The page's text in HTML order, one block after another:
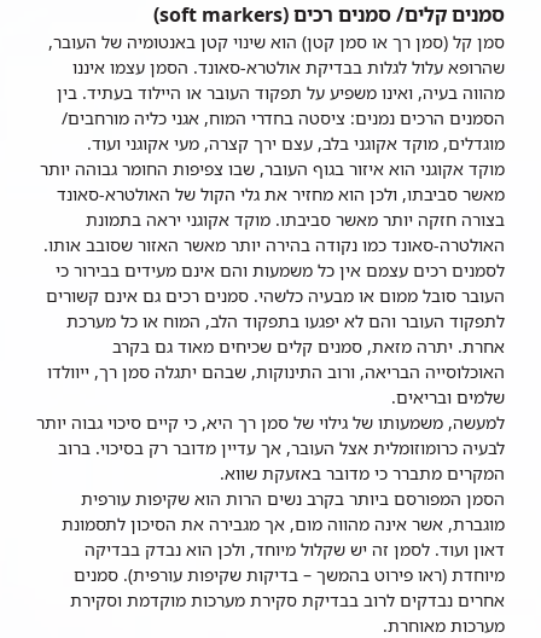
סמנים קלים/ סמנים רכים (soft markers)
סמן קל (סמן רך או סמן קטן) הוא שינוי קטן באנטומיה של העובר,
שהרופא עלול לגלות בבדיקת אולטרא-סאונד. הסמן עצמו איננו
מהווה בעיה, ואינו משפיע על תפקוד העובר או היילוד בעתיד. בין
הסמנים הרכים נמנים: ציסטה בחדרי המוח, אגני כליה מורחבים/
מוגדלים, מוקד אקוגני בלב, עצם ירך קצרה, מעי אקוגני ועוד.
מוקד אקוגני הוא איזור בגוף העובר, שבו צפיפות החומר גבוהה יותר
מאשר סביבתו, ולכן הוא מחזיר את גלי הקול של האולטרא-סאונד
בצורה חזקה יותר מאשר סביבתו. מוקד אקוגני יראה בתמונת
האולטרה-סאונד כמו נקודה בהירה יותר מאשר האזור שסובב אותו.
לסמנים רכים עצמם אין כל משמעות והם אינם מעידים בבירור כי
העובר סובל ממום או מבעיה כלשהי. סמנים רכים גם אינם קשורים
לתפקוד העובר והם לא יפגעו בתפקוד הלב, המוח או כל מערכת
אחרת. יתרה מזאת, סמנים קלים שכיחים מאוד גם בקרב
האוכלוסייה הבריאה, ורוב התינוקות, שבהם יתגלה סמן רך, ייוולדו
שלמים ובריאים.
למעשה, משמעותו של גילוי של סמן רך היא, כי קיים סיכוי גבוה יותר
לבעיה כרומוזומלית אצל העובר, אך עדיין מדובר רק בסיכוי. ברוב
המקרים מתברר כי מדובר באזעקת שווא.
הסמן המפורסם ביותר בקרב נשים הרות הוא שקיפות עורפית
מוגברת, אשר אינה מהווה מום, אך מגבירה את הסיכון לתסמונת
דאון ועוד. לסמן זה יש שקלול מיוחד, ולכן הוא נבדק בבדיקה
מיוחדת (ראו פירוט בהמשך – בדיקות שקיפות עורפית). סמנים
אחרים נבדקים לרוב בבדיקת סקירת מערכות מוקדמת וסקירת
מערכות מאוחרת.